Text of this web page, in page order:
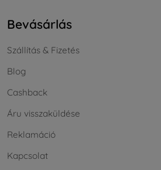
Bevásárlás
Szállítás & Fizetés
Blog
Cashback
Áru visszaküldése
Reklamáció
Kapcsolat